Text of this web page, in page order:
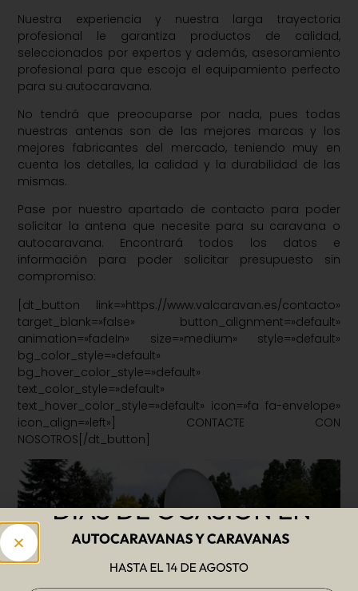
Nuestra experiencia y nuestra larga trayectoria
profesional le garantiza productos de calidad,
seleccionados por expertos y además, asesoramiento
profesional para que escoja el equipamiento perfecto
para su autocaravana.
No tendrá que preocuparse por nada, pues todas
nuestras antenas son de las mejores marcas y los
mejores fabricantes del mercado, teniendo muy en
cuenta los detalles, la calidad y la durabilidad de las
mismas.
Pase por nuestro apartado de contacto para poder
solicitar la antena que necesite para su caravana o
autocaravana. Encontrará todos los datos e
información para poder solicitar presupuesto sin
compromiso:
[dt_button link=»https://www.valcaravan.es/contacto»
target_blank=»false» button_alignment=»default»
animation=»fadeIn» size=»medium» style=»default»
bg_color_style=»default»
bg_hover_color_style=»default»
text_color_style=»default»
text_hover_color_style=»default» icon=»fa fa-envelope»
icon_align=»left»] CONTACTE CON
NOSOTROS[/dt_button]